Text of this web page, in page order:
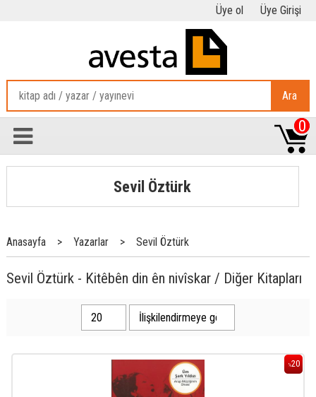
Üye ol Üye Girişi
Ara
0
Sevil Öztürk
Anasayfa > Yazarlar > Sevil Öztürk
Sevil Öztürk - Kitêbên din ên nivîskar / Diğer Kitapları
%20